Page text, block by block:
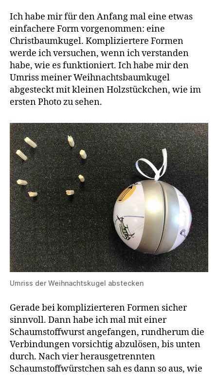
Ich habe mir für den Anfang mal eine etwas
einfachere Form vorgenommen: eine
Christbaumkugel. Kompliziertere Formen
werde ich versuchen, wenn ich verstanden
habe, wie es funktioniert. Ich habe mir den
Umriss meiner Weihnachtsbaumkugel
abgesteckt mit kleinen Holzstückchen, wie im
ersten Photo zu sehen.
Umriss der Weihnachtskugel abstecken
Gerade bei komplizierteren Formen sicher
sinnvoll. Dann habe ich mal mit einer
Schaumstoffwurst angefangen, rundherum die
Verbindungen vorsichtig abzulösen, bis unten
durch. Nach vier herausgetrennten
Schaumstoffwürstchen sah es dann so aus, wie